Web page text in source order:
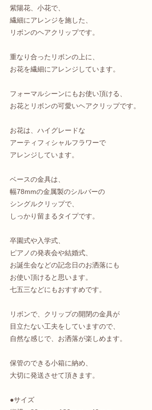
紫陽花、小花で、
繊細にアレンジを施した、
リボンのヘアクリップです。
重なり合ったリボンの上に、
お花を繊細にアレンジしています。
フォーマルシーンにもお使い頂ける、
お花とリボンの可愛いヘアクリップです。
お花は、ハイグレードな
アーティフィシャルフラワーで
アレンジしています。
ベースの金具は、
幅78mmの金属製のシルバーの
シングルクリップで、
しっかり留まるタイプです。
卒園式や入学式、
ピアノの発表会や結婚式、
お誕生会などの記念日のお洒落にも
お使い頂けると思います。
七五三などにもおすすめです。
リボンで、クリップの開閉の金具が
目立たない工夫をしていますので、
自然な感じで、お洒落が楽しめます。
保管のできる小箱に納め、
大切に発送させて頂きます。
●サイズ